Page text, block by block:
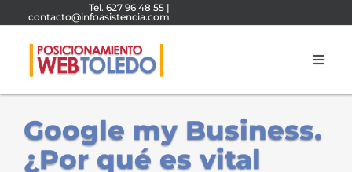
al
Tel. 627 96 48 55 |
contacto@infoasistencia.com
Agencia SEO
Diseño Web Toledo
Google my Business.
¿Por qué es vital